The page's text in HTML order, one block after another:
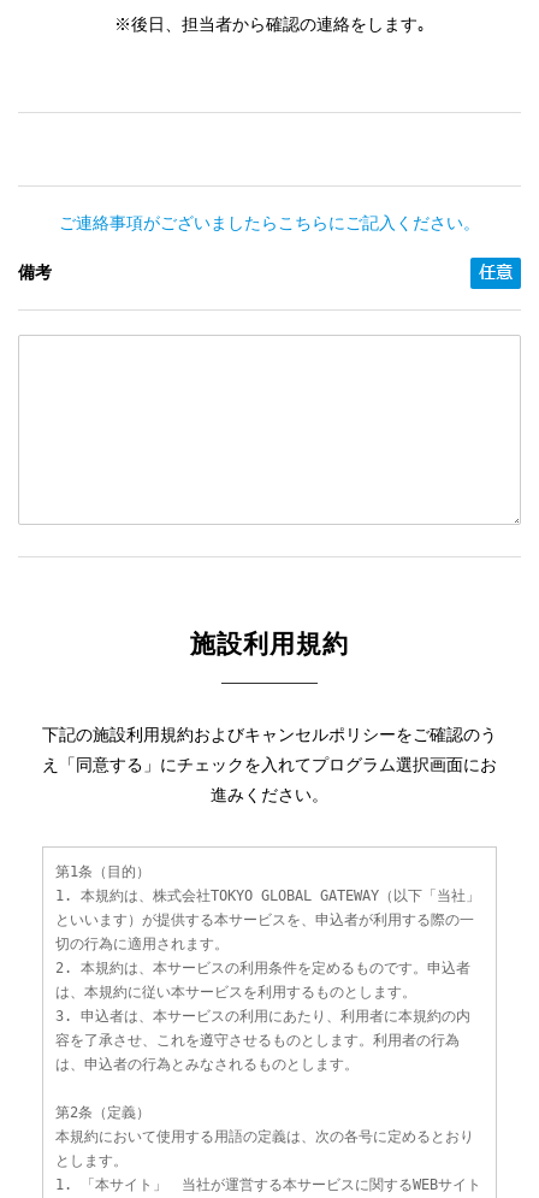
※後日、担当者から確認の連絡をします｡
ご連絡事項がございましたらこちらにご記入ください。
備考
施設利用規約
下記の施設利用規約およびキャンセルポリシーをご確認のう
え「同意する」にチェックを入れてプログラム選択画面にお
進みください。
第1条（目的）
1. 本規約は、株式会社TOKYO GLOBAL GATEWAY（以下「当社」
といいます）が提供する本サービスを、申込者が利用する際の一
切の行為に適用されます。
2. 本規約は、本サービスの利用条件を定めるものです。申込者
は、本規約に従い本サービスを利用するものとします。
3. 申込者は、本サービスの利用にあたり、利用者に本規約の内
容を了承させ、これを遵守させるものとします。利用者の行為
は、申込者の行為とみなされるものとします。
第2条（定義）
本規約において使用する用語の定義は、次の各号に定めるとおり
とします。
1. 「本サイト」 当社が運営する本サービスに関するWEBサイト